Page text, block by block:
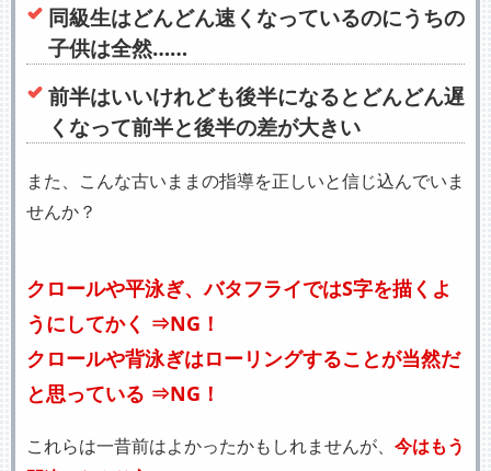
同級生はどんどん速くなっているのにうちの
子供は全然……
前半はいいけれども後半になるとどんどん遅
くなって前半と後半の差が大きい
また、こんな古いままの指導を正しいと信じ込んでいま
せんか？
クロールや平泳ぎ、バタフライではS字を描くよ
うにしてかく ⇒NG！
クロールや背泳ぎはローリングすることが当然だ
と思っている ⇒NG！
これらは一昔前はよかったかもしれませんが、 今はもう